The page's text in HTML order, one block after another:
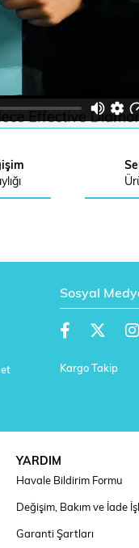
Sosyal
Kargo Takip
YARDIM
Havale Bildirim Formu
Değişim, Bakım ve İade
Garanti Şartları